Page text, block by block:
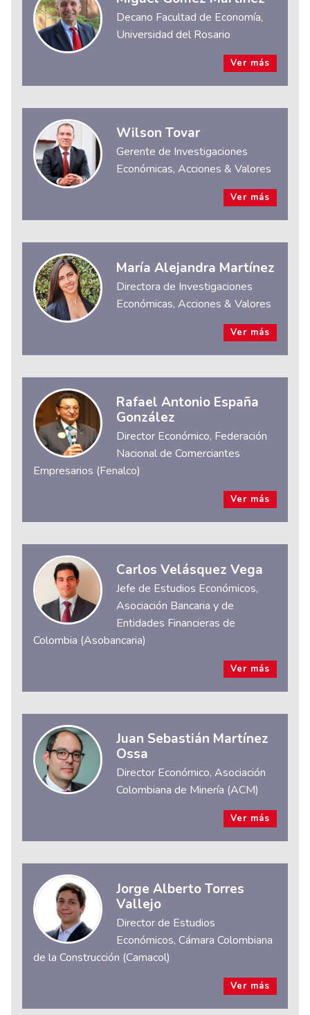
Decano Facultad de Economía,
Universidad del Rosario
Ver más
Wilson Tovar
Gerente de Investigaciones
Económicas, Acciones & Valores
Ver más
María Alejandra Martínez
Directora de Investigaciones
Económicas, Acciones & Valores
Ver más
Rafael Antonio España
González
Director Económico, Federación
Nacional de Comerciantes
Empresarios (Fenalco)
Ver más
Carlos Velásquez Vega
Jefe de Estudios Económicos,
Asociación Bancaria y de
Entidades Financieras de
Colombia (Asobancaria)
Ver más
Juan Sebastián Martínez
Ossa
Director Económico, Asociación
Colombiana de Minería (ACM)
Ver más
Jorge Alberto Torres
Vallejo
Director de Estudios
Económicos, Cámara Colombiana
de la Construcción (Camacol)
Ver más